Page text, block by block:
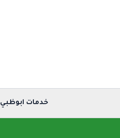
خدمات ابوظبي